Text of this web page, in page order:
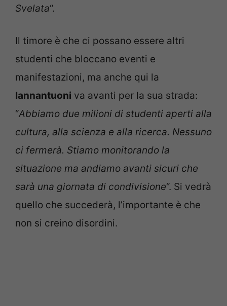
Svelata“.
Il timore è che ci possano essere altri
studenti che bloccano eventi e
manifestazioni, ma anche qui la
Iannantuoni va avanti per la sua strada:
“Abbiamo due milioni di studenti aperti alla
cultura, alla scienza e alla ricerca. Nessuno
ci fermerà. Stiamo monitorando la
situazione ma andiamo avanti sicuri che
sarà una giornata di condivisione“. Si vedrà
quello che succederà, l’importante è che
non si creino disordini.